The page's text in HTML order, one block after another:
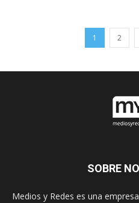
1 2
SOBRE
Medios y Redes es una